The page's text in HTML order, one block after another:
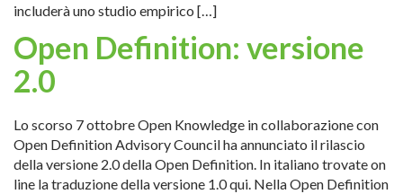
includerà uno studio empirico […]
Open Definition: versione
2.0
Lo scorso 7 ottobre Open Knowledge in collaborazione con
Open Definition Advisory Council ha annunciato il rilascio
della versione 2.0 della Open Definition. In italiano trovate on
line la traduzione della versione 1.0 qui. Nella Open Definition